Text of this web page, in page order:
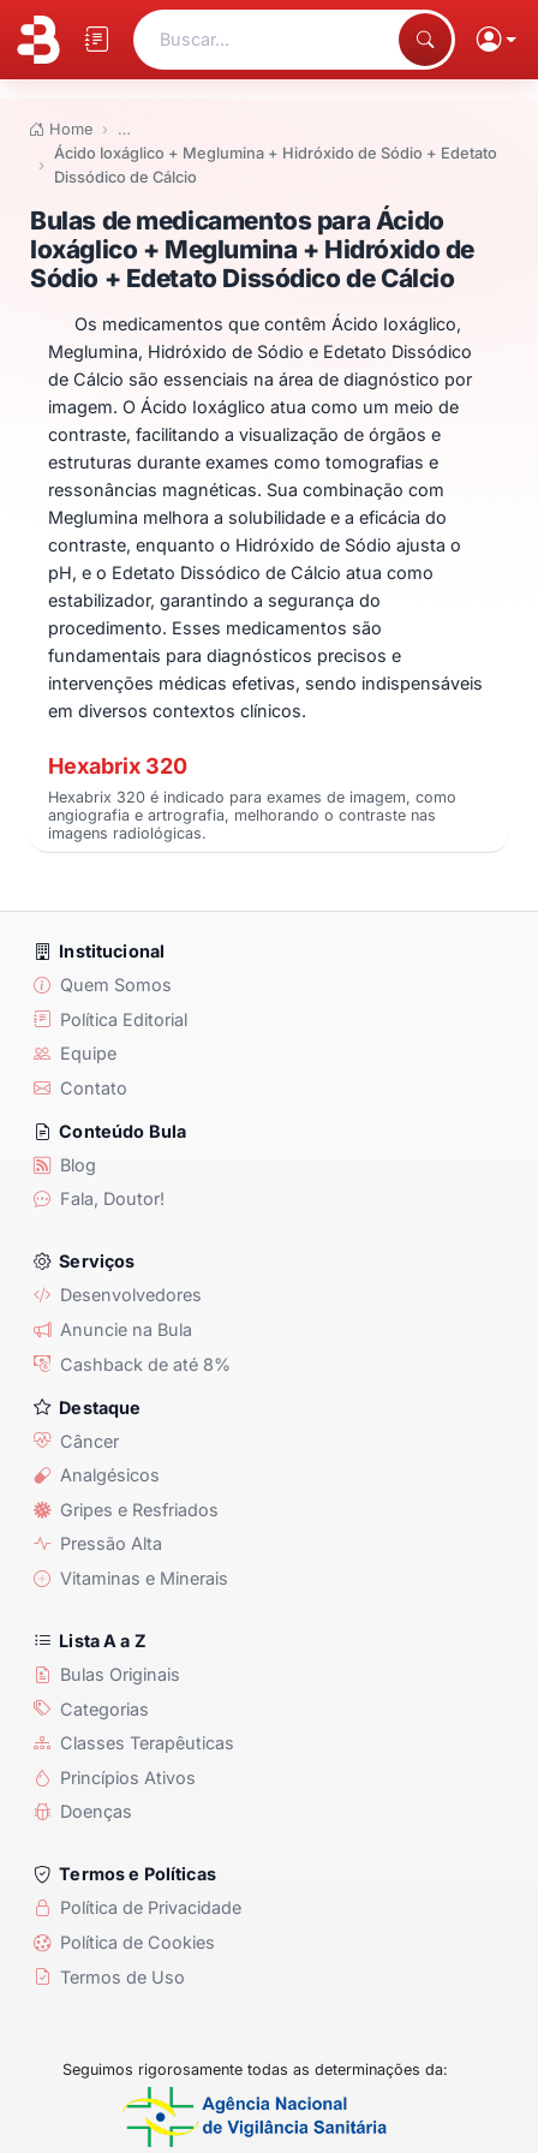
Buscar...
Home
…
Ácido Ioxáglico + Meglumina + Hidróxido de Sódio + Edetato
Dissódico de Cálcio
Bulas de medicamentos para
Bulas de medicamentos para Ácido
Ioxáglico + Meglumina + Hidróxido de
Sódio + Edetato Dissódico de Cálcio
Os medicamentos que contêm Ácido Ioxáglico,
Meglumina, Hidróxido de Sódio e Edetato Dissódico
de Cálcio são essenciais na área de diagnóstico por
imagem. O Ácido Ioxáglico atua como um meio de
contraste, facilitando a visualização de órgãos e
estruturas durante exames como tomografias e
ressonâncias magnéticas. Sua combinação com
Meglumina melhora a solubilidade e a eficácia do
contraste, enquanto o Hidróxido de Sódio ajusta o
pH, e o Edetato Dissódico de Cálcio atua como
estabilizador, garantindo a segurança do
procedimento. Esses medicamentos são
fundamentais para diagnósticos precisos e
intervenções médicas efetivas, sendo indispensáveis
em diversos contextos clínicos.
Hexabrix 320
Hexabrix 320 é indicado para exames de imagem, como
angiografia e artrografia, melhorando o contraste nas
imagens radiológicas.
Institucional
Quem Somos
Política Editorial
Equipe
Contato
Conteúdo Bula
Blog
Fala, Doutor!
Serviços
Desenvolvedores
Anuncie na Bula
Cashback de até 8%
Destaque
Câncer
Analgésicos
Gripes e Resfriados
Pressão Alta
Vitaminas e Minerais
Lista A a Z
Bulas Originais
Categorias
Classes Terapêuticas
Princípios Ativos
Doenças
Termos e Políticas
Política de Privacidade
Política de Cookies
Termos de Uso
Seguimos rigorosamente todas as determinações da: